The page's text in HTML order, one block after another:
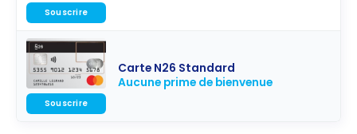
Souscrire
Carte N26 Standard
Aucune prime de bienvenue
Souscrire